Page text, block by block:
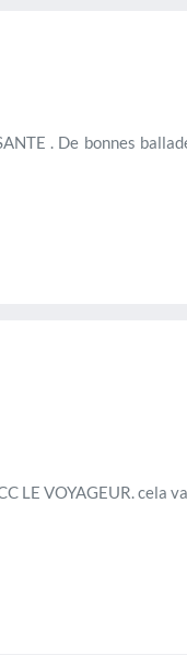
. De bonnes
LE VOYAGEUR. cela